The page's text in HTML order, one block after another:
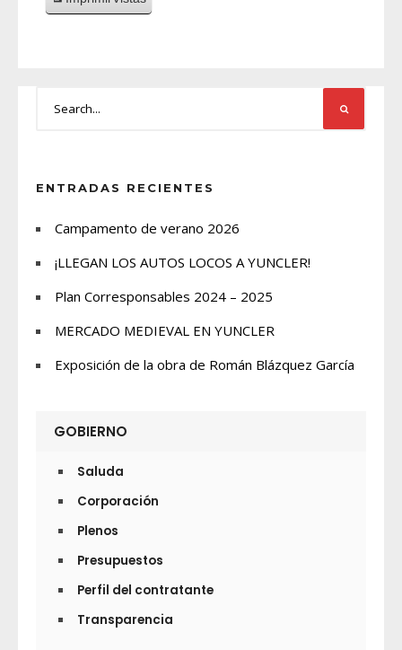
ENTRADAS RECIENTES
Campamento de verano 2026
¡LLEGAN LOS AUTOS LOCOS A YUNCLER!
Plan Corresponsables 2024 – 2025
MERCADO MEDIEVAL EN YUNCLER
Exposición de la obra de Román Blázquez García
GOBIERNO
Saluda
Corporación
Plenos
Presupuestos
Perfil del contratante
Transparencia